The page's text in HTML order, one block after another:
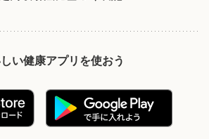
い健康アプリを使おう